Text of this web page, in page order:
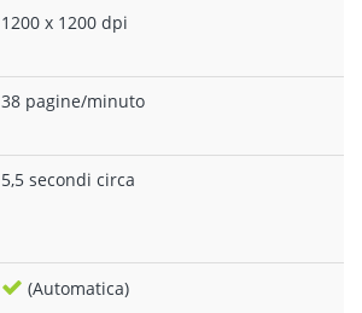
1200 x 1200 dpi
38 pagine/minuto
5,5 secondi circa
(Automatica)